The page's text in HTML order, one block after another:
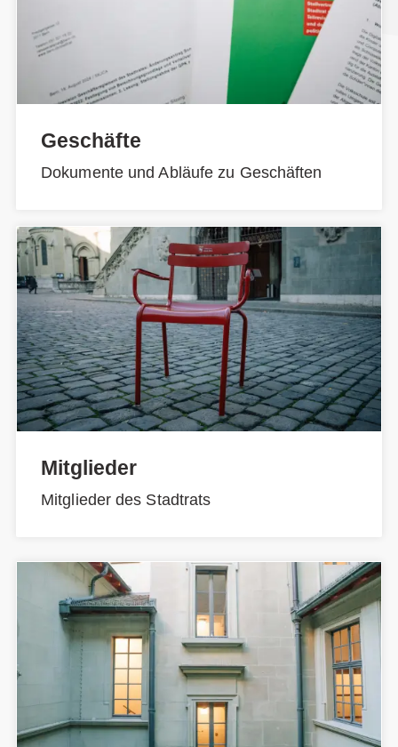
Geschäfte
Dokumente und Abläufe zu Geschäften
Mitglieder
Mitglieder des Stadtrats